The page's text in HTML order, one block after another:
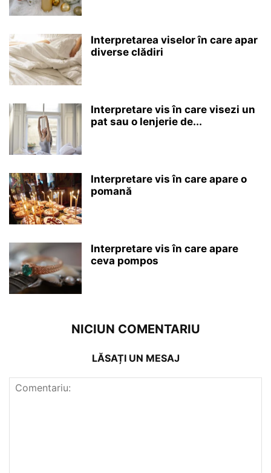
Interpretarea viselor în care apar
diverse clădiri
Interpretare vis în care visezi un
pat sau o lenjerie de...
Interpretare vis în care apare o
pomană
Interpretare vis în care apare
ceva pompos
NICIUN COMENTARIU
LĂSAȚI UN MESAJ